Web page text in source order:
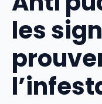
les